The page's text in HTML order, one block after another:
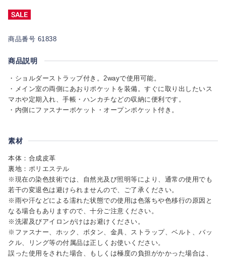
商品番号 61838
商品説明
・ショルダーストラップ付き。2wayで使用可能。
・メイン室の両側にあおりポケットを装備。すぐに取り出したいス
マホや定期入れ、手帳・ハンカチなどの収納に便利です。
・内側にファスナーポケット・オープンポケット付き。
素材
本体：合成皮革
裏地：ポリエステル
※現在の染色技術では、自然光及び照明等により、通常の使用でも
若干の変退色は避けられませんので、ご了承ください。
※雨や汗などによる濡れた状態での使用は色落ちや色移行の原因と
なる場合もありますので、十分ご注意ください。
※洗濯及びアイロンがけはお避けください。
※ファスナー、ホック、ボタン、金具、ストラップ、ベルト、バッ
クル、リング等の付属品は正しくお使いください。
誤った使用をされた場合、もしくは極度の負担がかかった場合は、